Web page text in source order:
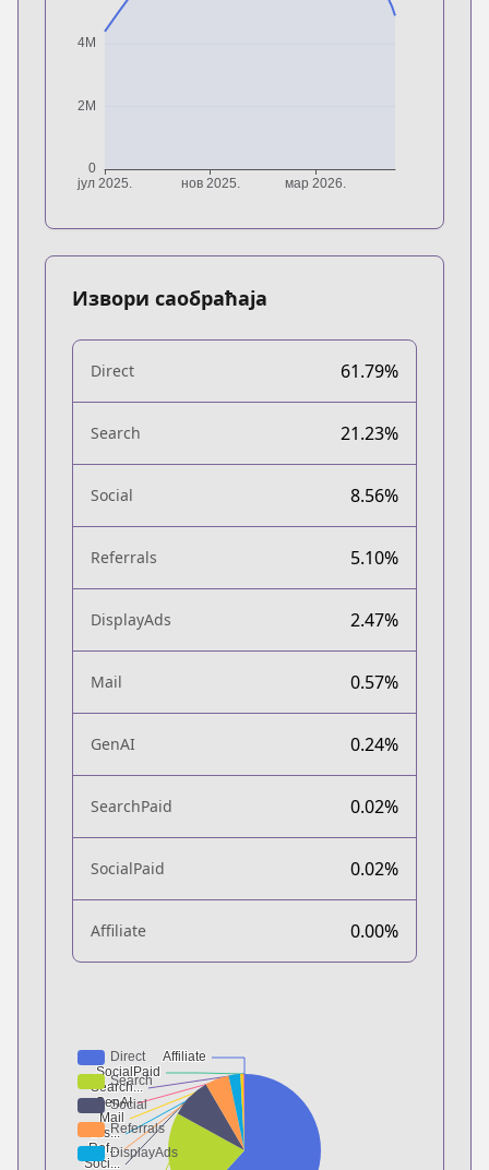
Извори саобраћаја
Direct 61.79%
Search 21.23%
Social 8.56%
Referrals 5.10%
DisplayAds 2.47%
Mail 0.57%
GenAI 0.24%
SearchPaid 0.02%
SocialPaid 0.02%
Affiliate 0.00%